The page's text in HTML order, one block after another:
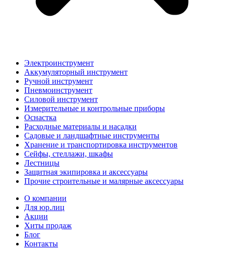
Электроинструмент
Аккумуляторный инструмент
Ручной инструмент
Пневмоинструмент
Силовой инструмент
Измерительные и контрольные приборы
Оснастка
Расходные материалы и насадки
Садовые и ландшафтные инструменты
Хранение и транспортировка инструментов
Сейфы, стеллажи, шкафы
Лестницы
Защитная экипировка и аксессуары
Прочие строительные и малярные аксессуары
О компании
Для юр.лиц
Акции
Хиты продаж
Блог
Контакты